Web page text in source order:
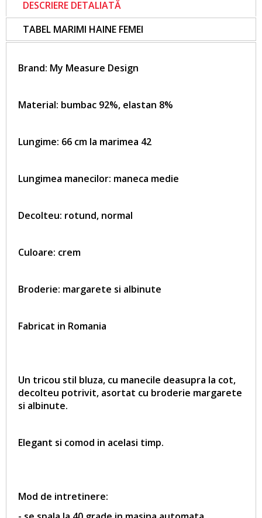
DESCRIERE DETALIATĂ
TABEL MARIMI HAINE FEMEI
Brand: My Measure Design
Material: bumbac 92%, elastan 8%
Lungime: 66 cm la marimea 42
Lungimea manecilor: maneca medie
Decolteu: rotund, normal
Culoare: crem
Broderie: margarete si albinute
Fabricat in Romania
Un tricou stil bluza, cu manecile deasupra la cot,
decolteu potrivit, asortat cu broderie margarete
si albinute.
Elegant si comod in acelasi timp.
Mod de intretinere: